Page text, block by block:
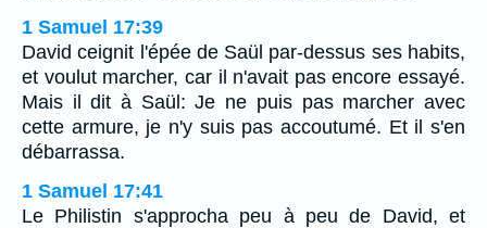
1 Samuel 17:39
David ceignit l'épée de Saül par-dessus ses habits,
et voulut marcher, car il n'avait pas encore essayé.
Mais il dit à Saül: Je ne puis pas marcher avec
cette armure, je n'y suis pas accoutumé. Et il s'en
débarrassa.
1 Samuel 17:41
Le Philistin s'approcha peu à peu de David, et